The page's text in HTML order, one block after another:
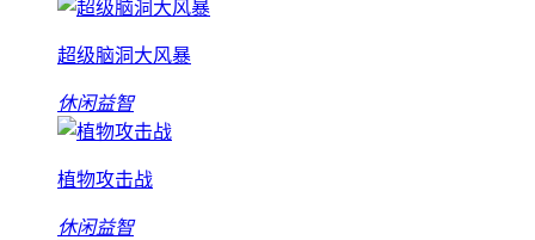
超级脑洞大风暴
休闲益智
植物攻击战
休闲益智